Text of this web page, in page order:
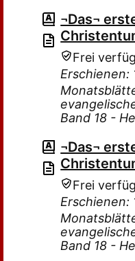
¬Das¬
Frei
Erschienen:
Band 18 -
¬Das¬
Frei
Erschienen:
Band 18 -